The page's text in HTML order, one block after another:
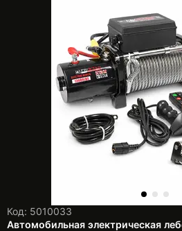
Код: 5010033
Автомобильная электрическая